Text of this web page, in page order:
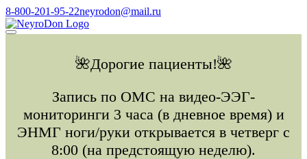
Skip
to
content
8-800-201-95-22neyrodon@mail.ru
🌺Дорогие пациенты!🌺
Запись по ОМС на видео-ЭЭГ-
мониторинги 3 часа (в дневное время) и
ЭНМГ ноги/руки открывается в четверг с
8:00 (на предстоящую неделю).